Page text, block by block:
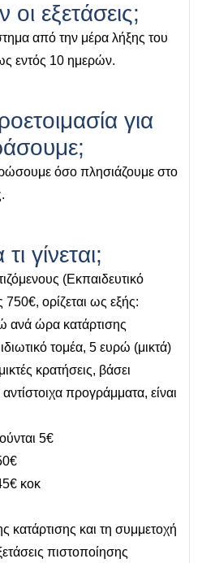
οι εξετάσεις;
από την μέρα λήξης του
εντός 10 ημερών.
για
όσο πλησιάζουμε στο
γίνεται;
(Εκπαιδευτικό
750€, ορίζεται ως εξής:
ανά ώρα κατάρτισης
τομέα, 5 ευρώ (μικτά)
κρατήσεις, βάσει
προγράμματα, είναι
5€
κοκ
κατάρτισης και τη συμμετοχή
πιστοποίησης